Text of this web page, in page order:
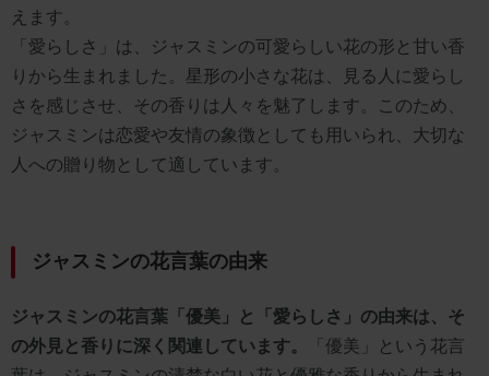
えます。
「愛らしさ」は、ジャスミンの可愛らしい花の形と甘い香
りから生まれました。星形の小さな花は、見る人に愛らし
さを感じさせ、その香りは人々を魅了します。このため、
ジャスミンは恋愛や友情の象徴としても用いられ、大切な
人への贈り物として適しています。
ジャスミンの花言葉の由来
ジャスミンの花言葉「優美」と「愛らしさ」の由来は、そ
の外見と香りに深く関連しています。
「優美」という花言